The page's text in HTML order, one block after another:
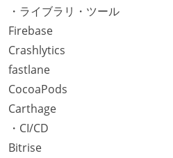
・ライブラリ・ツール
Firebase
Crashlytics
fastlane
CocoaPods
Carthage
・CI/CD
Bitrise